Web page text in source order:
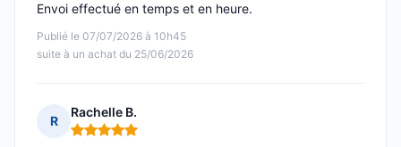
Publié le 07/07/2026 à 10h45
suite à un achat du 25/06/2026
Envoi effectué en temps et en heure.
R
Rachelle B.
Note : 5 sur 5